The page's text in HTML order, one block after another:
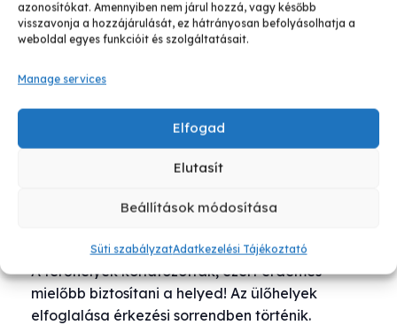
azonosítókat. Amennyiben nem járul hozzá, vagy később
visszavonja a hozzájárulását, ez hátrányosan befolyásolhatja a
weboldal egyes funkcióit és szolgáltatásait.
Manage services
Elfogad
Elutasít
Beállítások módosítása
Süti szabályzatAdatkezelési Tájékoztató
közösségben is.
Az előadás célja nemcsak a gyerek érzelmi
hanem a szülő ismereteinek és megoldásainak
bővítése, hogy a mindennapi élet zaklatottságai
minél inkább elkerüljék a családot.
Végeredményül pedig a szülő és a gyermek is
még inkább örömtelinek élheti meg a
gyereknevelést.
A férőhelyek korlátozottak, ezért érdemes
mielőbb biztosítani a helyed! Az ülőhelyek
elfoglalása érkezési sorrendben történik.